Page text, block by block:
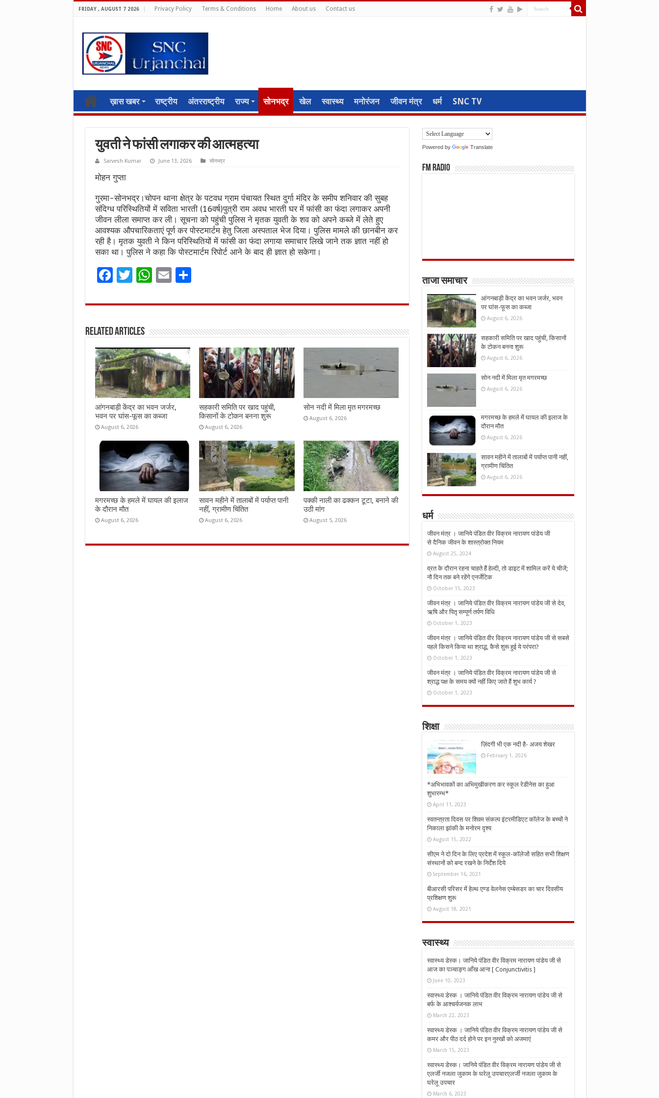
FRIDAY , AUGUST 7 2026 Privacy Policy Terms & Conditions Home About us Contact us
ख़ास खबर राष्ट्रीय अंतरराष्ट्रीय राज्य सोनभद्र खेल स्वास्थ्य मनोरंजन जीवन मंत्र धर्म SNC TV
युवती ने फांसी लगाकर की आत्महत्या
Sarvesh Kumar June 13, 2026 सोनभद्र
मोहन गुप्ता
गुरमा-सोनभद्र।चोपन थाना क्षेत्र के पटवध ग्राम पंचायत स्थित दुर्गा मंदिर के समीप शनिवार की सुबह
संदिग्ध परिस्थितियों में सविता भारती (16वर्ष)पुत्री राम अवध भारती घर में फांसी का फंदा लगाकर अपनी
जीवन लीला समाप्त कर ली। सूचना को पहुंची पुलिस ने मृतक युवती के शव को अपने कब्जे में लेते हुए
आवश्यक औपचारिकताएं पूर्ण कर पोस्टमार्टम हेतु जिला अस्पताल भेज दिया। पुलिस मामले की छानबीन कर
रही है। मृतक युवती ने किन परिस्थितियों में फांसी का फंदा लगाया समाचार लिखे जाने तक ज्ञात नहीं हो
सका था। पुलिस ने कहा कि पोस्टमार्टम रिपोर्ट आने के बाद ही ज्ञात हो सकेगा।
F
ce
o
o
k
T
it
r
W
at
A
p
p
E
ai
S
ar
Related Articles
आंगनबाड़ी केंद्र का भवन जर्जर,
भवन पर घांस-फूस का कब्जा
August 6, 2026
सहकारी समिति पर खाद पहुंची,
किसानों के टोकन बनना शुरू
August 6, 2026
सोन नदी में मिला मृत मगरमच्छ
August 6, 2026
मगरमच्छ के हमले में घायल की इलाज
के दौरान मौत
August 6, 2026
सावन महीने में तालाबों में पर्याप्त पानी
नहीं, ग्रामीण चिंतित
August 6, 2026
पक्की नाली का ढक्कन टूटा, बनाने की
उठी मांग
August 5, 2026
Powered by Translate
FM Radio
ताजा समाचार
आंगनबाड़ी केंद्र का भवन जर्जर, भवन
पर घांस-फूस का कब्जा
August 6, 2026
सहकारी समिति पर खाद पहुंची, किसानों
के टोकन बनना शुरू
August 6, 2026
सोन नदी में मिला मृत मगरमच्छ
August 6, 2026
मगरमच्छ के हमले में घायल की इलाज के
दौरान मौत
August 6, 2026
सावन महीने में तालाबों में पर्याप्त पानी नहीं,
ग्रामीण चिंतित
August 6, 2026
धर्म
जीवन मंत्र । जानिये पंडित वीर विक्रम नारायण पांडेय जी
से दैनिक जीवन के शास्त्रोक्त नियम
August 25, 2024
व्रत के दौरान रहना चाहते हैं हेल्दी, तो डाइट में शामिल करें ये चीजें;
नौ दिन तक बने रहेंगे एनर्जेटिक
October 15, 2023
जीवन मंत्र । जानिये पंडित वीर विक्रम नारायण पांडेय जी से देव,
ऋषि और पितृ सम्पूर्ण तर्पण विधि
October 1, 2023
जीवन मंत्र । जानिये पंडित वीर विक्रम नारायण पांडेय जी से सबसे
पहले किसने किया था श्राद्ध, कैसे शुरू हुई ये परंपरा?
October 1, 2023
जीवन मंत्र । जानिये पंडित वीर विक्रम नारायण पांडेय जी से
श्राद्ध पक्ष के समय क्यों नहीं किए जाते हैं शुभ कार्य ?
October 1, 2023
शिक्षा
ज़िंदगी भी एक नदी है- अजय शेखर
February 1, 2026
*अभिभावकों का अभिमुखीकरण कर स्कूल रेडीनेस का हुआ
शुभारम्भ*
April 11, 2023
स्वतन्त्रता दिवस पर शिवम संकल्प इंटरमीडिएट कॉलेज के बच्चों ने
निकाला झांकी के मनोरम दृश्य
August 15, 2022
सीएम ने दो दिन के लिए प्रदेश में स्कूल-कॉलेजों सहित सभी शिक्षण
संस्थानों को बन्द रखने के निर्देश दिये
September 16, 2021
बीआरसी परिसर में हेल्थ एण्ड वेलनेस एम्बेसडर का चार दिवसीय
प्रशिक्षण शुरू
August 18, 2021
स्वास्थ्य
स्वास्थ्य डेस्क। जानिये पंडित वीर विक्रम नारायण पांडेय जी से
आज का पञ्चाङ्ग आँख आना [ Conjunctivitis ]
June 10, 2023
स्वास्थ्य डेस्क । जानिये पंडित वीर विक्रम नारायण पांडेय जी से
बर्फ के आश्चर्यजनक लाभ
March 22, 2023
स्वास्थ्य डेस्क । जानिये पंडित वीर विक्रम नारायण पांडेय जी से
कमर और पीठ दर्द होने पर इन नुस्‍खों को अजमाएं
March 15, 2023
स्वास्थ्य डेस्क। जानिये पंडित वीर विक्रम नारायण पांडेय जी से
एलर्जी नजला जुकाम के घरेलू उपचारएलर्जी नजला जुकाम के
घरेलू उपचार
March 6, 2023